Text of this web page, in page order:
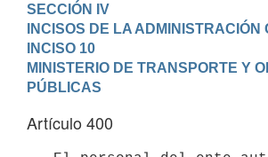
SECCIÓN IV
INCISOS DE LA
INCISO 10
MINISTERIO DE TRANSPORTE Y
PÚBLICAS
Artículo 400